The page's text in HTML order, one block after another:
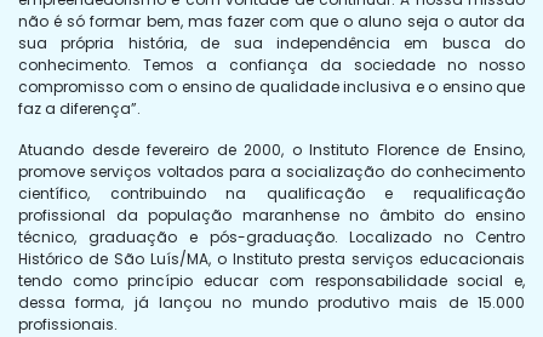
não é só formar bem, mas fazer com que o aluno seja o autor da
sua própria história, de sua independência em busca do
conhecimento. Temos a confiança da sociedade no nosso
compromisso com o ensino de qualidade inclusiva e o ensino que
faz a diferença”.
Atuando desde fevereiro de 2000, o Instituto Florence de Ensino,
promove serviços voltados para a socialização do conhecimento
científico, contribuindo na qualificação e requalificação
profissional da população maranhense no âmbito do ensino
técnico, graduação e pós-graduação. Localizado no Centro
Histórico de São Luís/MA, o Instituto presta serviços educacionais
tendo como princípio educar com responsabilidade social e,
dessa forma, já lançou no mundo produtivo mais de 15.000
profissionais.